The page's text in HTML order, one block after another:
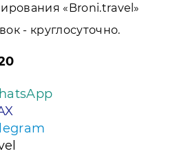
«Broni.travel»
- круглосуточно.